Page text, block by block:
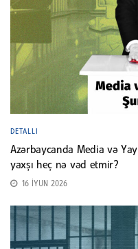
DETALLI
Azərbaycanda Media və
yaxşı heç nə vəd etmir?
16 İYUN 2026